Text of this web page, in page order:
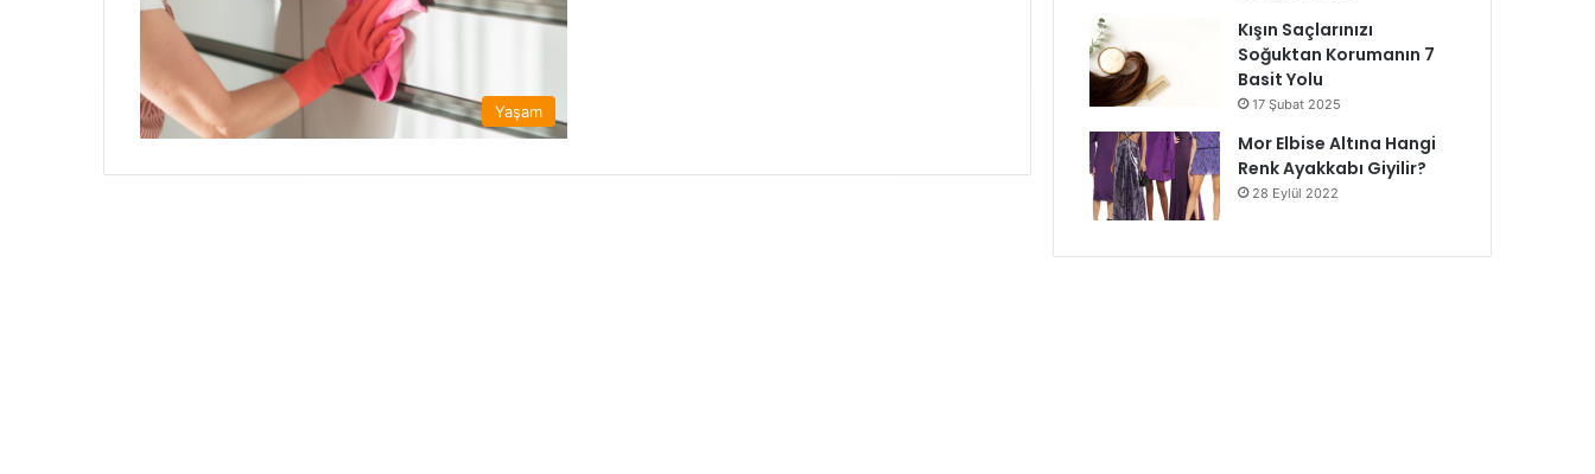
Yaşam
Kışın Saçlarınızı
Soğuktan Korumanın 7
Basit Yolu
17 Şubat 2025
Mor Elbise Altına Hangi
Renk Ayakkabı Giyilir?
28 Eylül 2022